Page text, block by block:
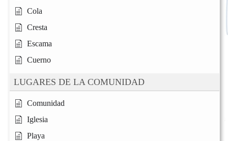
Cola
Cresta
Escama
Cuerno
LUGARES DE LA COMUNIDAD
Comunidad
Iglesia
Playa